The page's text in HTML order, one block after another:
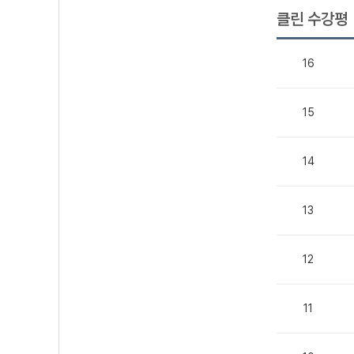
클린 수강평
16
15
14
13
12
11